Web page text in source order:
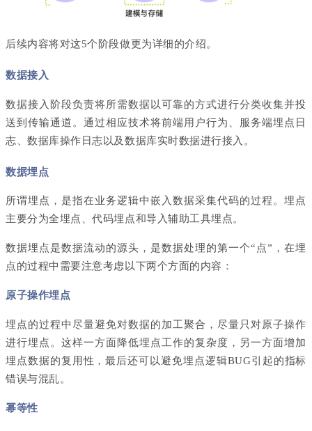
后续内容将对这5个阶段做更为详细的介绍。
数据接入
数据接入阶段负责将所需数据以可靠的方式进行分类收集并投
送到传输通道。通过相应技术将前端用户行为、服务端埋点日
志、数据库操作日志以及数据库实时数据进行接入。
数据埋点
所谓埋点，是指在业务逻辑中嵌入数据采集代码的过程。埋点
主要分为全埋点、代码埋点和导入辅助工具埋点。
数据埋点是数据流动的源头，是数据处理的第一个“点”，在埋
点的过程中需要注意考虑以下两个方面的内容：
原子操作埋点
埋点的过程中尽量避免对数据的加工聚合，尽量只对原子操作
进行埋点。这样一方面降低埋点工作的复杂度，另一方面增加
埋点数据的复用性，最后还可以避免埋点逻辑BUG引起的指标
错误与混乱。
幂等性